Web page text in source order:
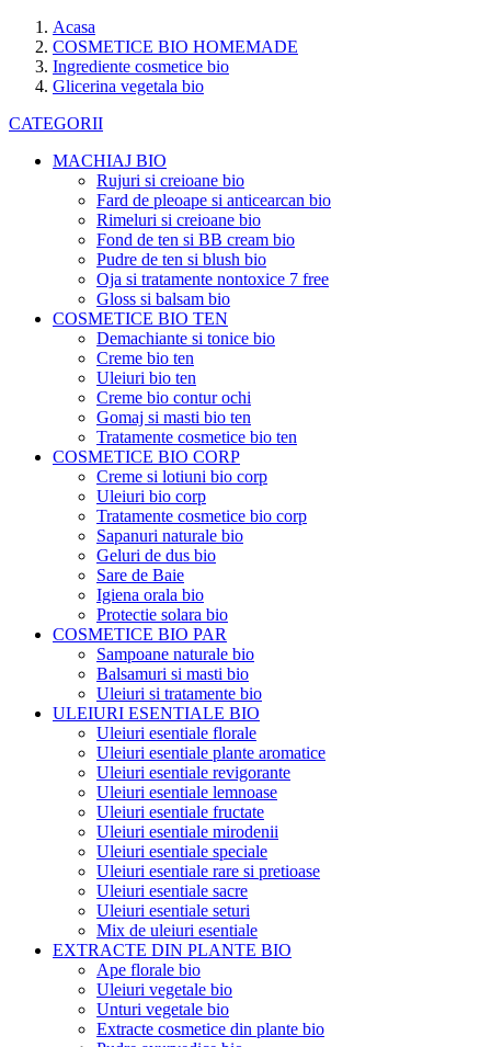
Acasa
COSMETICE BIO HOMEMADE
Ingrediente cosmetice bio
Glicerina vegetala bio
CATEGORII
MACHIAJ BIO
Rujuri si creioane bio
Fard de pleoape si anticearcan bio
Rimeluri si creioane bio
Fond de ten si BB cream bio
Pudre de ten si blush bio
Oja si tratamente nontoxice 7 free
Gloss si balsam bio
COSMETICE BIO TEN
Demachiante si tonice bio
Creme bio ten
Uleiuri bio ten
Creme bio contur ochi
Gomaj si masti bio ten
Tratamente cosmetice bio ten
COSMETICE BIO CORP
Creme si lotiuni bio corp
Uleiuri bio corp
Tratamente cosmetice bio corp
Sapanuri naturale bio
Geluri de dus bio
Sare de Baie
Igiena orala bio
Protectie solara bio
COSMETICE BIO PAR
Sampoane naturale bio
Balsamuri si masti bio
Uleiuri si tratamente bio
ULEIURI ESENTIALE BIO
Uleiuri esentiale florale
Uleiuri esentiale plante aromatice
Uleiuri esentiale revigorante
Uleiuri esentiale lemnoase
Uleiuri esentiale fructate
Uleiuri esentiale mirodenii
Uleiuri esentiale speciale
Uleiuri esentiale rare si pretioase
Uleiuri esentiale sacre
Uleiuri esentiale seturi
Mix de uleiuri esentiale
EXTRACTE DIN PLANTE BIO
Ape florale bio
Uleiuri vegetale bio
Unturi vegetale bio
Extracte cosmetice din plante bio